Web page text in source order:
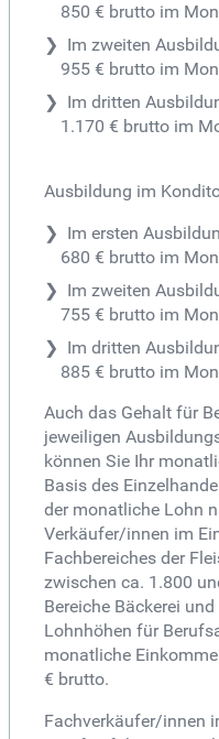
850 € brutto im
Im zweiten
955 € brutto im
Im dritten
1.170 € brutto im
Ausbildung im
Im ersten
680 € brutto im
Im zweiten
755 € brutto im
Im dritten
885 € brutto im
Auch das Gehalt für
jeweiligen
können Sie Ihr
Basis des
der monatliche Lohn
Verkäufer/innen im
Fachbereiches der
zwischen ca. 1.800
Bereiche Bäckerei
Lohnhöhen für
monatliche
€ brutto.
Fachverkäufer/innen